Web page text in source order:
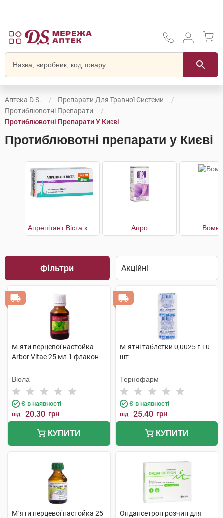
Аптека D.S.
Препарати Для Травної Системи
Протиблювотні Препарати
Протиблювотні Препарати У Києві
Протиблювотні препарати у Києві
Апро
Фільтри
М`яти перцевої настойка
Arbor Vitae 25 мл 1 флакон
Віола
Є в наявності
від 20.30 грн
КУПИТИ
М`ятні таблетки 0,0025 г 10
шт
Тернофарм
Є в наявності
від 25.40 грн
КУПИТИ
М`яти перцевої настойка 25
Ондансетрон розчин для